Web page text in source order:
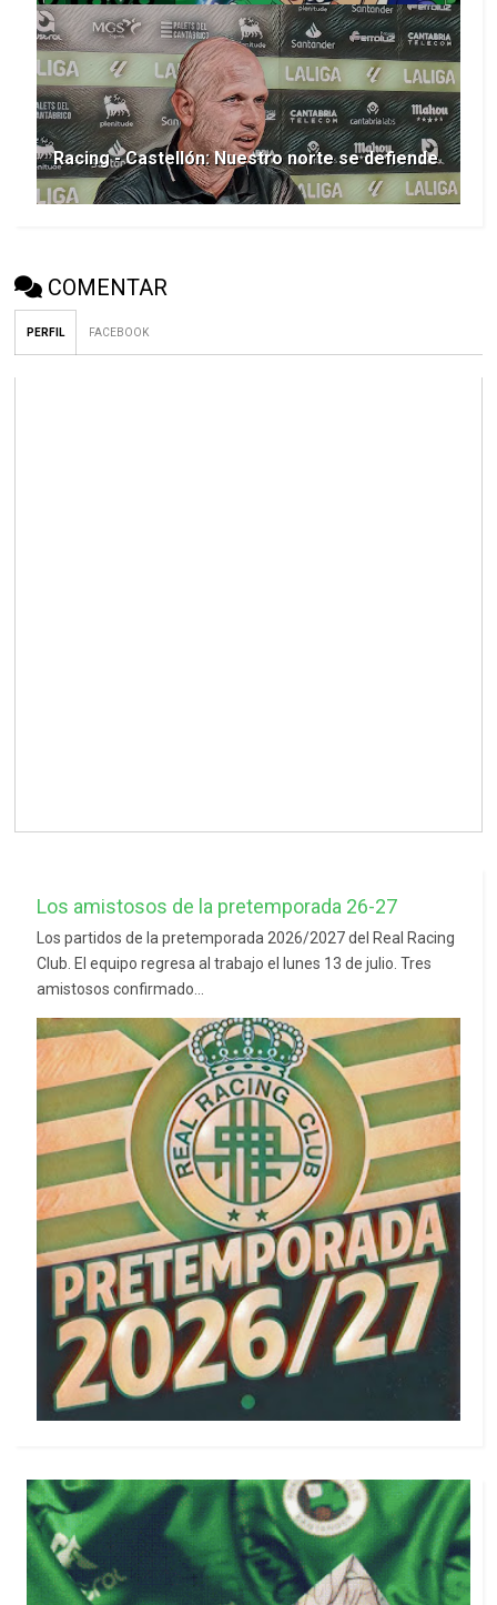
Racing - Castellón: Nuestro norte se defiende
COMENTAR
PERFIL FACEBOOK
Los amistosos de la pretemporada 26-27
Los partidos de la pretemporada 2026/2027 del Real Racing
Club. El equipo regresa al trabajo el lunes 13 de julio. Tres
amistosos confirmado...